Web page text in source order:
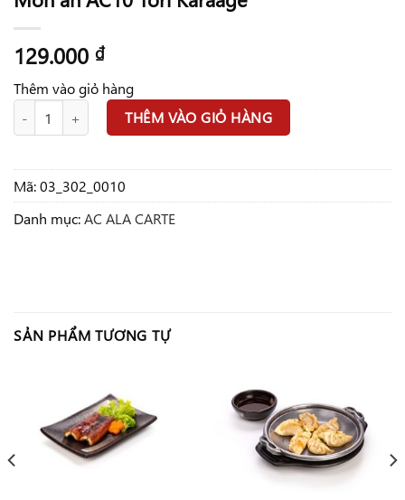
129.000 ₫
Thêm vào giỏ hàng
Món ăn AC10 Tori Karaage số lượng
THÊM VÀO GIỎ HÀNG
Mã:03_302_0010
Danh mục:AC ALA CARTE
SẢN PHẨM TƯƠNG TỰ